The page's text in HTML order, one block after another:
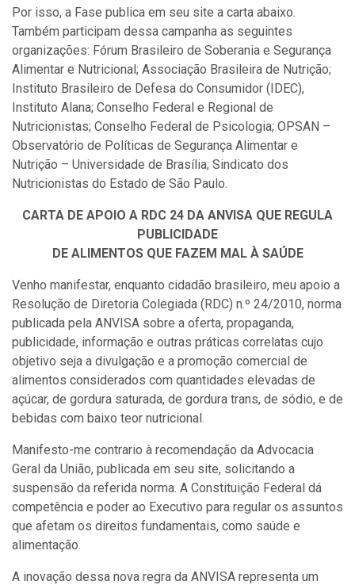
Por isso, a Fase publica em seu site a carta abaixo.
Também participam dessa campanha as seguintes
organizações: Fórum Brasileiro de Soberania e Segurança
Alimentar e Nutricional; Associação Brasileira de Nutrição;
Instituto Brasileiro de Defesa do Consumidor (IDEC),
Instituto Alana; Conselho Federal e Regional de
Nutricionistas; Conselho Federal de Psicologia; OPSAN –
Observatório de Políticas de Segurança Alimentar e
Nutrição – Universidade de Brasília; Sindicato dos
Nutricionistas do Estado de São Paulo.
CARTA DE APOIO A RDC 24 DA ANVISA QUE REGULA
PUBLICIDADE
DE ALIMENTOS QUE FAZEM MAL À SAÚDE
Venho manifestar, enquanto cidadão brasileiro, meu apoio a
Resolução de Diretoria Colegiada (RDC) n.º 24/2010, norma
publicada pela ANVISA sobre a oferta, propaganda,
publicidade, informação e outras práticas correlatas cujo
objetivo seja a divulgação e a promoção comercial de
alimentos considerados com quantidades elevadas de
açúcar, de gordura saturada, de gordura trans, de sódio, e de
bebidas com baixo teor nutricional.
Manifesto-me contrario à recomendação da Advocacia
Geral da União, publicada em seu site, solicitando a
suspensão da referida norma. A Constituição Federal dá
competência e poder ao Executivo para regular os assuntos
que afetam os direitos fundamentais, como saúde e
alimentação.
A inovação dessa nova regra da ANVISA representa um